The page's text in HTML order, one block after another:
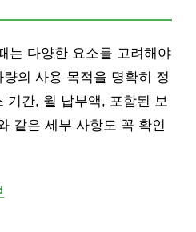
는 다양한 요소를 고려해야
의 사용 목적을 명확히 정
기간, 월 납부액, 포함된 보
같은 세부 사항도 꼭 확인